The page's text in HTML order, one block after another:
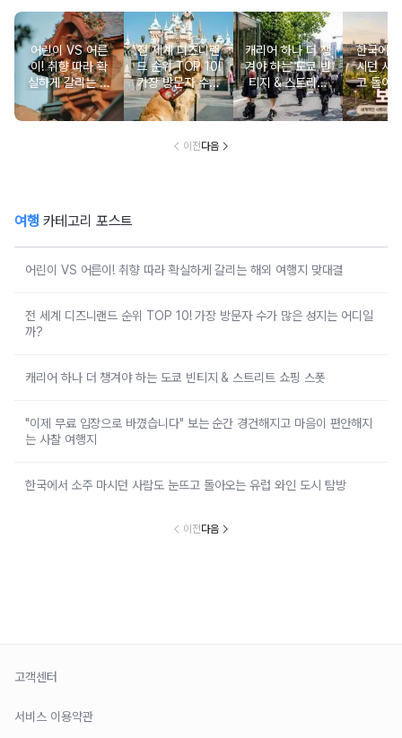
어린이 VS 어른
이! 취향 따라 확
실하게 갈리는 해
외 여행지 맞대결
전 세계 디즈니랜
드 순위 TOP 10!
가장 방문자 수가
많은 성지는 어디
일까?
캐리어 하나 더 챙
겨야 하는 도쿄 빈
티지 & 스트리트
쇼핑 스폿
한국에
시던 사
고 돌아
와인 도
이전다음
여행 카테고리 포스트
어린이 VS 어른이! 취향 따라 확실하게 갈리는 해외 여행지 맞대결
전 세계 디즈니랜드 순위 TOP 10! 가장 방문자 수가 많은 성지는 어디일
까?
캐리어 하나 더 챙겨야 하는 도쿄 빈티지 & 스트리트 쇼핑 스폿
"이제 무료 입장으로 바꼈습니다" 보는 순간 경건해지고 마음이 편안해지
는 사찰 여행지
한국에서 소주 마시던 사람도 눈뜨고 돌아오는 유럽 와인 도시 탐방
이전다음
고객센터
서비스 이용약관